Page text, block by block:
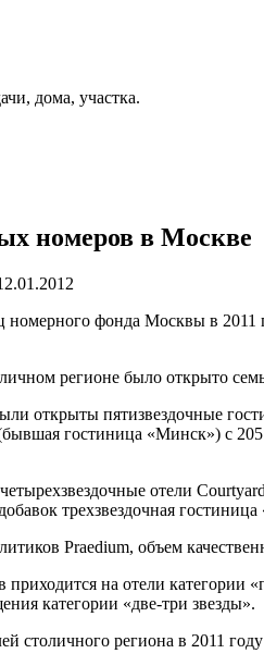
дома, участка.
номеров в Москве
фонда Москвы в 2011
регионе было открыто
открыты пятизвездочные
гостиница «Минск») с
отели
трехзвездочная
Praedium, объем
на отели
категории «две-три звезды».
столичного региона в 2011